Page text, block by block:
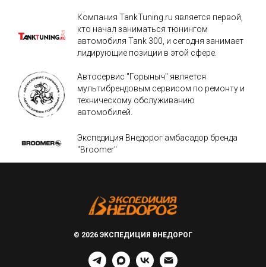
Компания TankTuning.ru является первой,
кто начал заниматься тюнингом
автомобиля Tank 300, и сегодня занимает
лидирующие позиции в этой сфере.
Автосервис "Горыныч" является
мультибрендовым сервисом по ремонту и
техническому обслуживанию
автомобилей.
Экспедиция Внедорог амбасадор бренда
"Broomer"
© 2026 ЭКСПЕДИЦИЯ ВНЕДОРОГ